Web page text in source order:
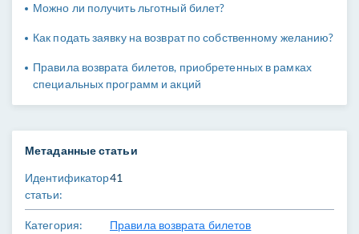
Метаданные статьи
Идентификатор
статьи:
41
Категория: Правила возврата билетов
Можно ли получить льготный билет?
Как подать заявку на возврат по собственному желанию?
Правила возврата билетов, приобретенных в рамках
специальных программ и акций